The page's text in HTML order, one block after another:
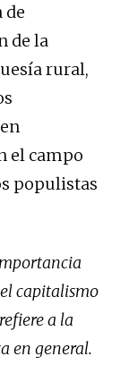
de
de la
rural,
el campo
populistas
capitalismo
a la
en general.